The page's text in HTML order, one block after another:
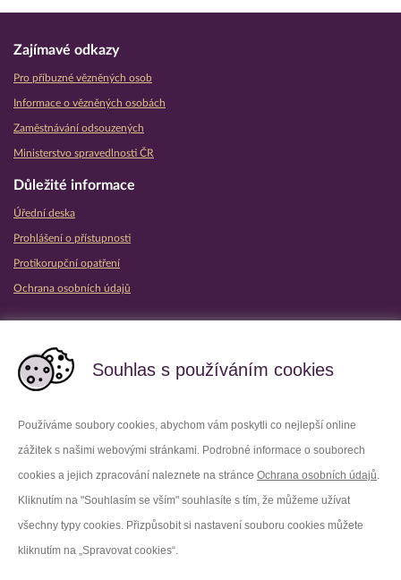
Souhlas s používáním cookies
Používáme soubory cookies, abychom vám poskytli co nejlepší online
zážitek s našimi webovými stránkami. Podrobné informace o souborech
cookies a jejich zpracování naleznete na stránce Ochrana osobních údajů.
Kliknutím na "Souhlasím se vším" souhlasíte s tím, že můžeme užívat
všechny typy cookies. Přizpůsobit si nastavení souboru cookies můžete
kliknutím na „Spravovat cookies“.
Zajímavé odkazy
Pro příbuzné vězněných osob
Informace o vězněných osobách
Zaměstnávání odsouzených
Ministerstvo spravedlnosti ČR
Důležité informace
Úřední deska
Prohlášení o přístupnosti
Protikorupční opatření
Ochrana osobních údajů
Facebook Youtube
LinkedIn